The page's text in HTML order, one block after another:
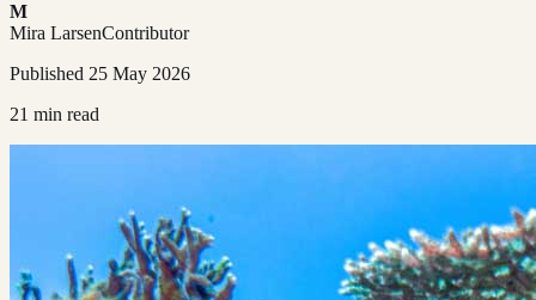
M
Mira LarsenContributor
Published 25 May 2026
21 min read